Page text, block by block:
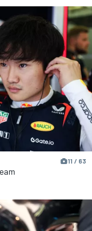
11 / 63